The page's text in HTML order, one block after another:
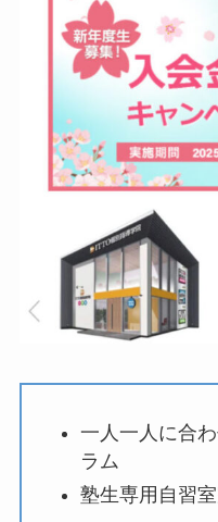
一人一人に合
ラム
塾生専用自習